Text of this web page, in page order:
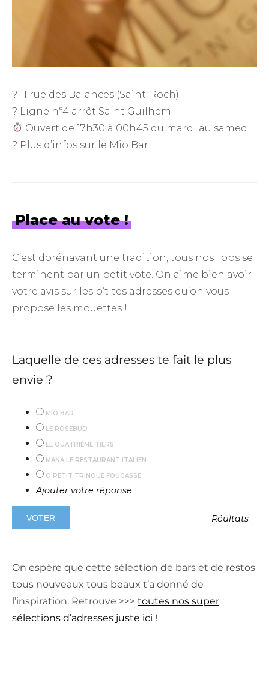
? 11 rue des Balances (Saint-Roch)
? Ligne n°4 arrêt Saint Guilhem
Ouvert de 17h30 à 00h45 du mardi au samedi
? Plus d’infos sur le Mio Bar
Place au vote !
C’est dorénavant une tradition, tous nos Tops se
terminent par un petit vote. On aime bien avoir
votre avis sur les p’tites adresses qu’on vous
propose les mouettes !
Laquelle de ces adresses te fait le plus
envie ?
MIO BAR
LE ROSEBUD
LE QUATRIÈME TIERS
MANA LE RESTAURANT ITALIEN
O'PETIT TRINQUE FOUGASSE
Ajouter votre réponse
Réultats
On espère que cette sélection de bars et de restos
tous nouveaux tous beaux t’a donné de
l’inspiration. Retrouve >>> toutes nos super
sélections d’adresses juste ici !